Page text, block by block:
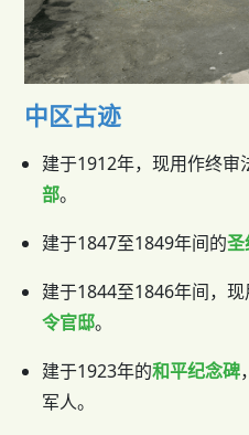
中区古迹
建于1912年，现用作终审
部。
建于1847至1849年间的
建于1844至1846年间，
令官邸。
建于1923年的和平纪念碑
军人。